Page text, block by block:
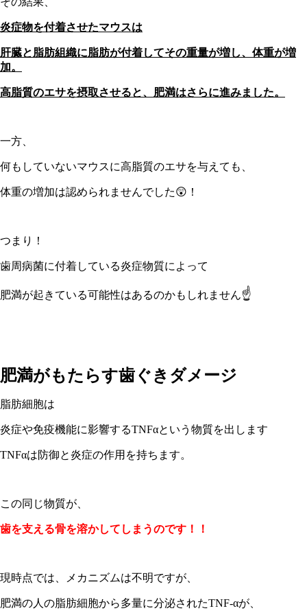
炎症物を付着させたマウスは
肝臓と脂肪組織に脂肪が付着してその重量が増し、体重が増
加。
高脂質のエサを摂取させると、肥満はさらに進みました。
一方、
何もしていないマウスに高脂質のエサを与えても、
体重の増加は認められませんでした😲！
つまり！
歯周病菌に付着している炎症物質によって
肥満が起きている可能性はあるのかもしれません☝
肥満がもたらす歯ぐきダメージ
脂肪細胞は
炎症や免疫機能に影響するTNFαという物質を出します
TNFαは防御と炎症の作用を持ちます。
この同じ物質が、
歯を支える骨を溶かしてしまうのです！！
現時点では、メカニズムは不明ですが、
肥満の人の脂肪細胞から多量に分泌されたTNF-αが、